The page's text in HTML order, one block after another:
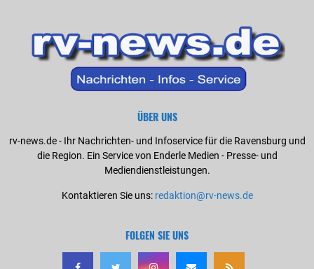
ÜBER UNS
rv-news.de - Ihr Nachrichten- und Infoservice für die Ravensburg und
die Region. Ein Service von Enderle Medien - Presse- und
Mediendienstleistungen.
Kontaktieren Sie uns: redaktion@rv-news.de
FOLGEN SIE UNS